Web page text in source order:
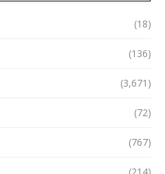
(18)
(136)
(3,671)
(72)
(767)